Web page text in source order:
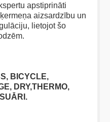
apstiprināti
aizsardzību un
lietojot šo
DRY,THERMO,